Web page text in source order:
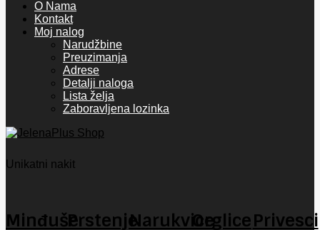
O Nama
Kontakt
Moj nalog
Narudžbine
Preuzimanja
Adrese
Detalji naloga
Lista želja
Zaboravljena lozinka
Unikatni nakit
MinđušePrstenjeNarukviceOrglicePrivesci